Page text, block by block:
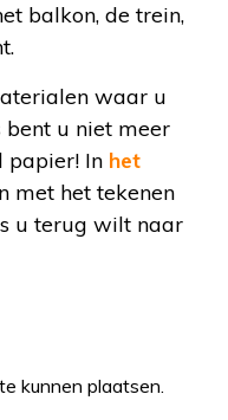
balkon, de trein,
waar u
bent u niet meer
papier! In het
met het tekenen
u terug wilt naar
kunnen plaatsen.